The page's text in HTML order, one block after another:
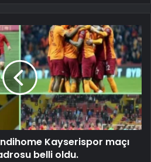
Kayserispor maçı
belli oldu.